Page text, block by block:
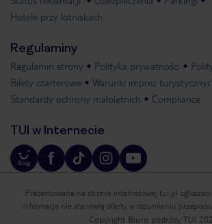
Hotele przy lotniskach
Regulaminy
Regulamin strony Polityka prywatności
Bilety czarterowe
Warunki imprez
Standardy ochrony małoletnich
Compliance
TUI w Internecie
Prezentowane na stronie internetowej tui.pl
informacje nie stanowią oferty w rozumieniu
Copyright Biuro podróży TUI